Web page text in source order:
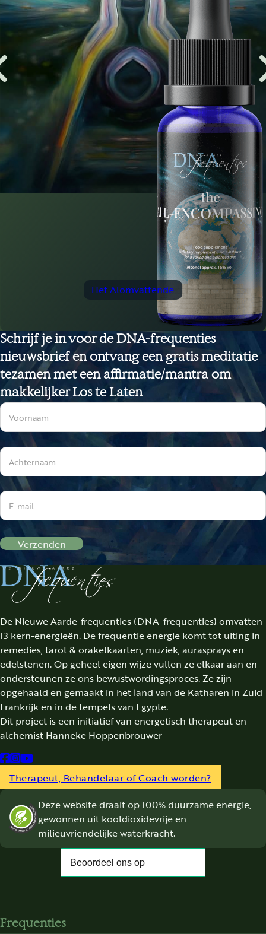
Communicatie – Contact
Schrijf je in voor de DNA-frequenties
nieuwsbrief en ontvang een gratis meditatie
tezamen met een affirmatie/mantra om
makkelijker Los te Laten
Sectie
Verzenden
De Nieuwe Aarde-frequenties (DNA-frequenties) omvatten
13 kern-energieën. De frequentie energie komt tot uiting in
remedies, tarot & orakelkaarten, muziek, aurasprays en
edelstenen. Op geheel eigen wijze vullen ze elkaar aan en
ondersteunen ze ons bewustwordingsproces. Ze zijn
opgehaald en gemaakt in het land van de Katharen in Zuid
Frankrijk en in de tempels van Egypte.
Dit project is een initiatief van energetisch therapeut en
alchemist Hanneke Hoppenbrouwer
Follow us on Facebook
Follow us on Instagram
Follow us on YouTube
Therapeut, Behandelaar of Coach worden?
Deze website draait op 100% duurzame energie,
gewonnen uit kooldioxidevrije en
milieuvriendelijke waterkracht.
Frequenties